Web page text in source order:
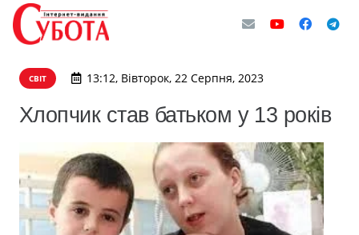
СВІТ 13:12, Вівторок, 22 Серпня, 2023
Хлопчик став батьком у 13 років